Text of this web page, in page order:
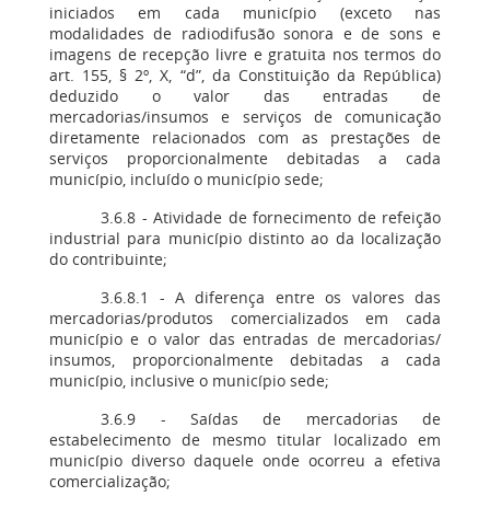
iniciados em cada município (exceto nas
modalidades de radiodifusão sonora e de sons e
imagens de recepção livre e gratuita nos termos do
art. 155, § 2º, X, “d”, da Constituição da República)
deduzido o valor das entradas de
mercadorias/insumos e serviços de comunicação
diretamente relacionados com as prestações de
serviços proporcionalmente debitadas a cada
município, incluído o município sede;
3.6.8 - Atividade de fornecimento de refeição
industrial para município distinto ao da localização
do contribuinte;
3.6.8.1 - A diferença entre os valores das
mercadorias/produtos comercializados em cada
município e o valor das entradas de mercadorias/
insumos, proporcionalmente debitadas a cada
município, inclusive o município sede;
3.6.9 - Saídas de mercadorias de
estabelecimento de mesmo titular localizado em
município diverso daquele onde ocorreu a efetiva
comercialização;